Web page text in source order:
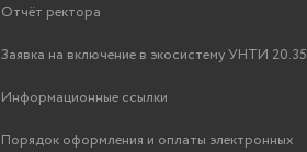
Отчёт ректора
Заявка на включение в экосистему УНТИ 20.35
Информационные ссылки
Порядок оформления и оплаты электронных